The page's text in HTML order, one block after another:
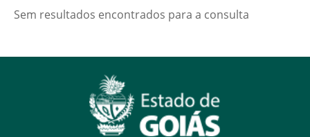
Sem resultados encontrados para a consulta